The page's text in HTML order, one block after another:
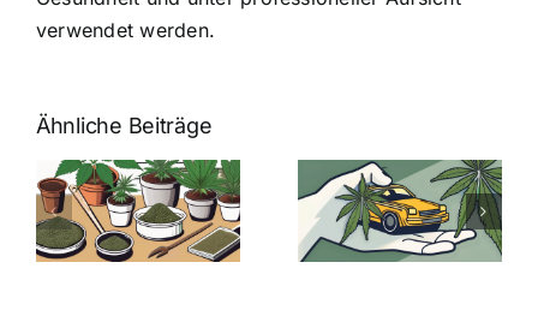
verwendet werden.
Ähnliche Beiträge
Neue THC-
Grenzwert-
Regelung:
Was Sie über
Cannabis und
Cannabis
Samen
kaufen: Alles
was Sie